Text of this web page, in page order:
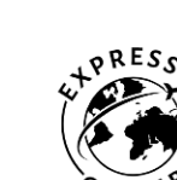
contenu